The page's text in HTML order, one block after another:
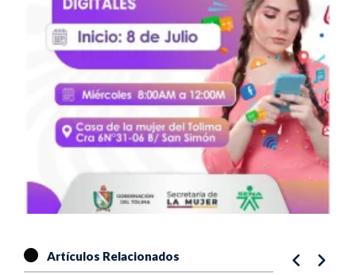
Artículos Relacionados